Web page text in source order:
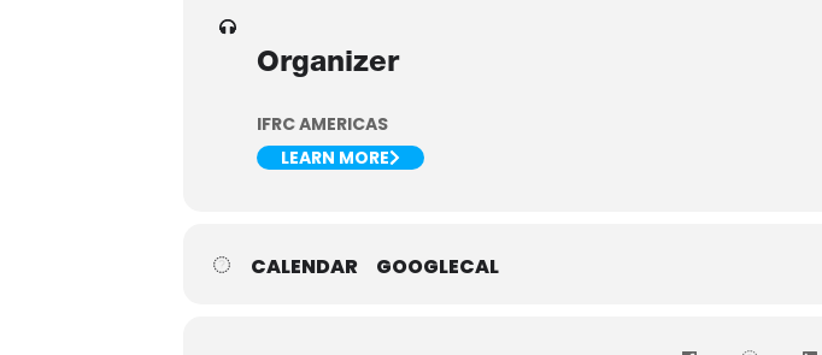
Organizer
IFRC AMERICAS
LEARN MORE
CALENDAR GOOGLECAL